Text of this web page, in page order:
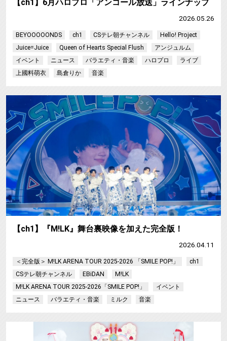
【ch1】6月ハロプロ「アンコール放送」ラインナップ
2026.05.26
BEYOOOOONDS ch1 CSテレ朝チャンネル
Hello! Project
Juice=Juice
Queen of Hearts Special Flush
アンジュルム
イベント
ニュース バラエティ・音楽 ハロプロ
ライブ
上國料萌衣
島倉りか 音楽
【ch1】『M!LK』舞台裏映像を加えた完全版！
2026.04.11
＜完全版＞ M!LK ARENA TOUR 2025-2026 「SMILE POP!」
ch1
CSテレ朝チャンネル
EBiDAN
M!LK
M!LK ARENA TOUR 2025-2026「SMILE POP!」
イベント
ニュース
バラエティ・音楽 ミルク 音楽